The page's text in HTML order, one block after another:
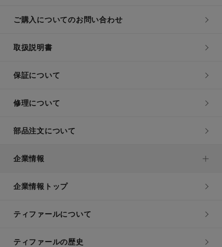
ご購入についてのお問い合わせ
取扱説明書
保証について
修理について
部品注文について
企業情報
企業情報トップ
ティファールについて
ティファールの歴史